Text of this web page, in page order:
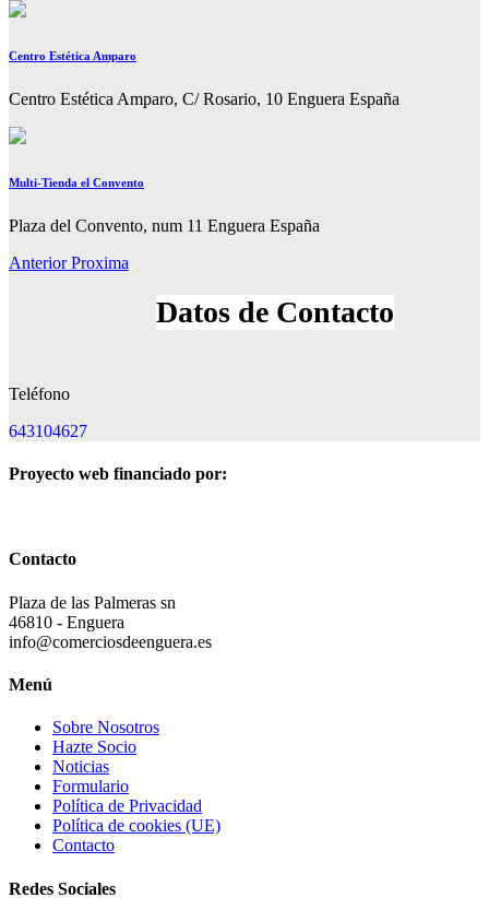
Centro Estética Amparo
Centro Estética Amparo, C/ Rosario, 10 Enguera España
Multi-Tienda el Convento
Plaza del Convento, num 11 Enguera España
Anterior Proxima
Teléfono
643104627
Proyecto web financiado por:
Contacto
Plaza de las Palmeras sn
46810 - Enguera
info@comerciosdeenguera.es
Menú
Sobre Nosotros
Hazte Socio
Noticias
Formulario
Política de Privacidad
Política de cookies (UE)
Contacto
Redes Sociales